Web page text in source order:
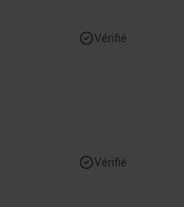
Vérifié
Vérifié